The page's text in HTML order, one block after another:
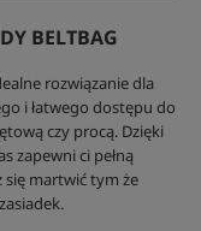
BELTBAG
rozwiązanie dla
i łatwego dostępu do
czy procą. Dzięki
zapewni ci pełną
się martwić tym że